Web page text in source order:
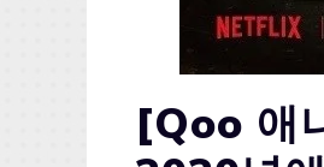
[Qoo 애